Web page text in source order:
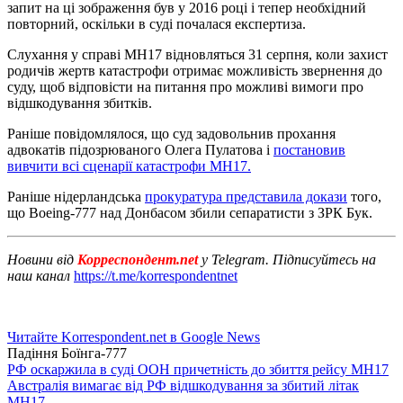
запит на ці зображення був у 2016 році і тепер необхідний
повторний, оскільки в суді почалася експертиза.
Слухання у справі MH17 відновляться 31 серпня, коли захист
родичів жертв катастрофи отримає можливість звернення до
суду, щоб відповісти на питання про можливі вимоги про
відшкодування збитків.
Раніше повідомлялося, що суд задовольнив прохання
адвокатів підозрюваного Олега Пулатова і постановив
вивчити всі сценарії катастрофи МН17.
Раніше нідерландська прокуратура представила докази того,
що Boeing-777 над Донбасом збили сепаратисти з ЗРК Бук.
Новини від Корреспондент.net у Telegram. Підписуйтесь на
наш канал https://t.me/korrespondentnet
Читайте Korrespondent.net в Google News
Падіння Боїнга-777
РФ оскаржила в суді ООН причетність до збиття рейсу MH17
Австралія вимагає від РФ відшкодування за збитий літак